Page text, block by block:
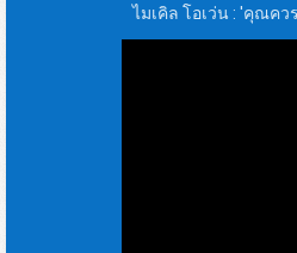
ไมเคิล โอเว่น : 'คุณคว